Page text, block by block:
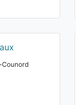
Counord